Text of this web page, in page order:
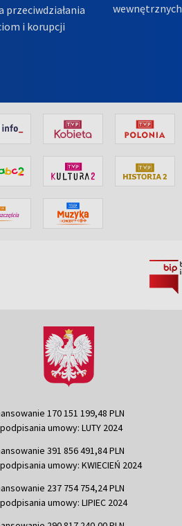
przeciwdziałania
i korupcji
wewnętrznych
170 151 199,48 PLN
umowy: LUTY 2024
391 856 491,84 PLN
umowy: KWIECIEŃ 2024
237 754 754,24 PLN
umowy: LIPIEC 2024